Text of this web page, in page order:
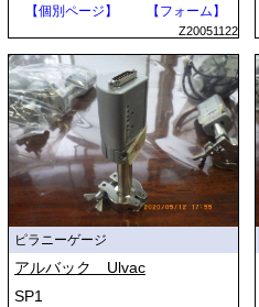
【個別ページ】
【フォーム】
Z20051122
ピラニーゲージ
アルバック Ulvac
SP1